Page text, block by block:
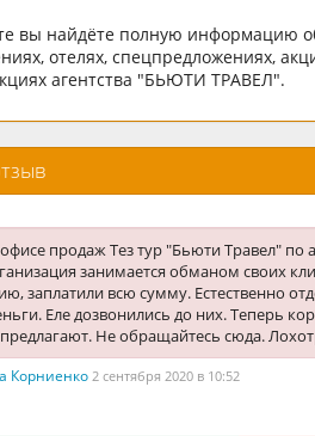
вы найдёте полную информацию
отелях, спецпредложениях,
агентства "БЬЮТИ ТРАВЕЛ".
продаж Тез тур "Бьюти Травел" по
занимается обманом своих
заплатили всю сумму. Естественно
Еле дозвонились до них. Теперь
Не обращайтесь сюда.
Корниенко2 сентября 2020 в 10:52